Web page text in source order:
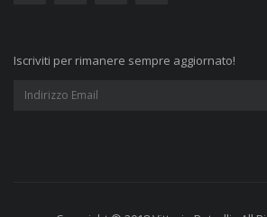
Iscriviti per rimanere sempre aggiornato!